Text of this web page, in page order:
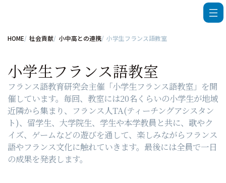
HOME 社会貢献 小中高との連携 小学生フランス語教室
小学生フランス語教室
フランス語教育研究会主催「小学生フランス語教室」を開
催しています。毎回、教室には20名くらいの小学生が地域
近隣から集まり、フランス人TA(ティーチングアシスタン
ト)、留学生、大学院生、学生や本学教員と共に、歌やク
イズ、ゲームなどの遊びを通して、楽しみながらフランス
語やフランス文化に触れていきます。最後には全員で一日
の成果を発表します。